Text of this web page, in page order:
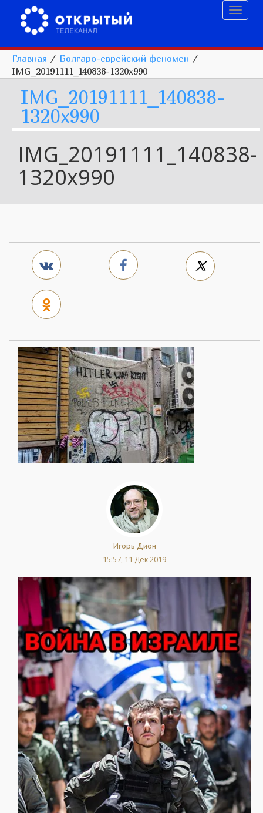
Главная / Болгаро-еврейский феномен /
IMG_20191111_140838-1320x990
IMG_20191111_140838-
1320x990
IMG_20191111_140838-
1320x990
Игорь Дион
15:57, 11 Дек 2019